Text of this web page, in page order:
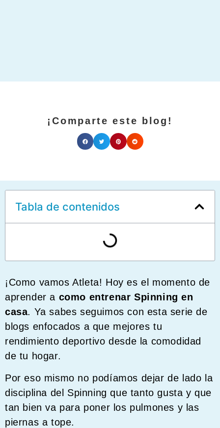
¡Comparte este blog!
Tabla de contenidos
¡Como vamos Atleta! Hoy es el momento de
aprender a como entrenar Spinning en
casa. Ya sabes seguimos con esta serie de
blogs enfocados a que mejores tu
rendimiento deportivo desde la comodidad
de tu hogar.
Por eso mismo no podíamos dejar de lado la
disciplina del Spinning que tanto gusta y que
tan bien va para poner los pulmones y las
piernas a tope.